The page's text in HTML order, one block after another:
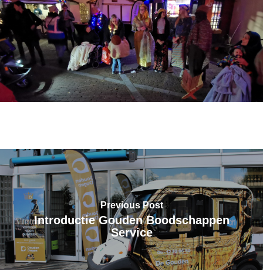
Previous Post
Introductie Gouden Boodschappen
Service